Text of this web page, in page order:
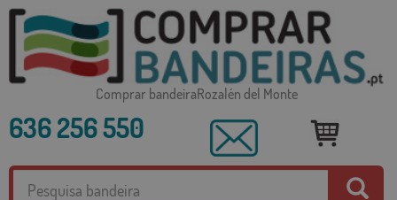
Comprar bandeiraRozalén del Monte
636 256 550